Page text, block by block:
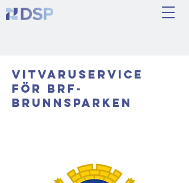
VitvaruService
för BRF-
Brunnsparken